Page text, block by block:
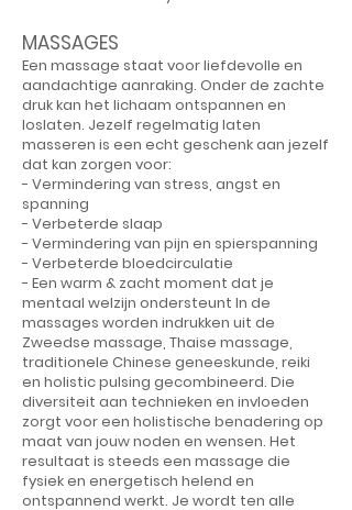
MASSAGES
Een massage staat voor liefdevolle en
aandachtige aanraking. Onder de zachte
druk kan het lichaam ontspannen en
loslaten. Jezelf regelmatig laten
masseren is een echt geschenk aan jezelf
dat kan zorgen voor:
- Vermindering van stress, angst en
spanning
- Verbeterde slaap
- Vermindering van pijn en spierspanning
- Verbeterde bloedcirculatie
- Een warm & zacht moment dat je
mentaal welzijn ondersteunt In de
massages worden indrukken uit de
Zweedse massage, Thaise massage,
traditionele Chinese geneeskunde, reiki
en holistic pulsing gecombineerd. Die
diversiteit aan technieken en invloeden
zorgt voor een holistische benadering op
maat van jouw noden en wensen. Het
resultaat is steeds een massage die
fysiek en energetisch helend en
ontspannend werkt. Je wordt ten alle